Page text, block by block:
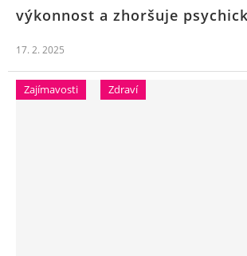
výkonnost a zhoršuje
17. 2. 2025
Zajímavosti Zdraví